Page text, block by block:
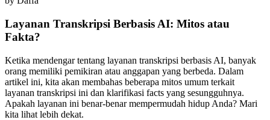
Layanan Transkripsi Berbasis AI: Mitos atau
Fakta?
Ketika mendengar tentang layanan transkripsi berbasis AI, banyak
orang memiliki pemikiran atau anggapan yang berbeda. Dalam
artikel ini, kita akan membahas beberapa mitos umum terkait
layanan transkripsi ini dan klarifikasi facts yang sesungguhnya.
Apakah layanan ini benar-benar mempermudah hidup Anda? Mari
kita lihat lebih dekat.